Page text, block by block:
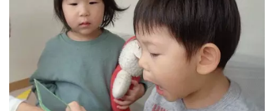
神奈川県 神奈川県 全域